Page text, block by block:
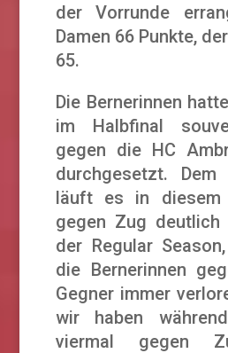
der Vorrunde
Damen 66 Punkte,
65.
Die Bernerinnen
im Halbfinal
gegen die HC
durchgesetzt. Dem
läuft es in diesem
gegen Zug
der Regular
die Bernerinnen
Gegner immer
wir haben
viermal gegen